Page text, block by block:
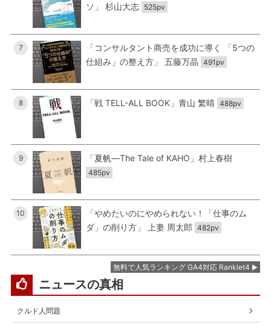
ソ」 杉山大志 525pv
7
「コンサルタント商売を成功に導く 「5つの
仕組み」の整え方」 五藤万晶 491pv
8 「戦 TELL-ALL BOOK」青山 繁晴 488pv
9 「夏帆―The Tale of KAHO」村上春樹
485pv
10
「やめたいのにやめられない！「仕事のム
ダ」の削り方」 上妻 周太郎 482pv
無料で人気ランキング GA4対応 Ranklet4
ニュースの真相
クルド人問題